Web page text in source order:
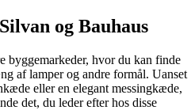
og Bauhaus
byggemarkeder, hvor du kan finde
af lamper og andre formål. Uanset
eller en elegant messingkæde,
det, du leder efter hos disse